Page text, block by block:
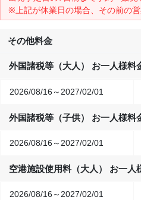
※上記が休業日の場合、その前の営
その他料金
外国諸税等（大人） お一人様料
2026/08/16～2027/02/01
外国諸税等（子供） お一人様料
2026/08/16～2027/02/01
空港施設使用料（大人） お一人
2026/08/16～2027/02/01